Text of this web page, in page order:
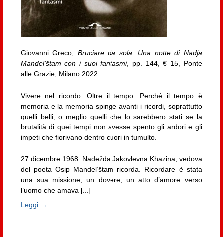
Giovanni Greco, Bruciare da sola. Una notte di Nadja
Mandel’štam con i suoi fantasmi, pp. 144, € 15, Ponte
alle Grazie, Milano 2022.
Vivere nel ricordo. Oltre il tempo. Perché il tempo è
memoria e la memoria spinge avanti i ricordi, soprattutto
quelli belli, o meglio quelli che lo sarebbero stati se la
brutalità di quei tempi non avesse spento gli ardori e gli
impeti che fiorivano dentro cuori in tumulto.
27 dicembre 1968: Nadežda Jakovlevna Khazina, vedova
del poeta Osip Mandel’štam ricorda. Ricordare è stata
una sua missione, un dovere, un atto d’amore verso
l’uomo che amava [...]
Leggi →